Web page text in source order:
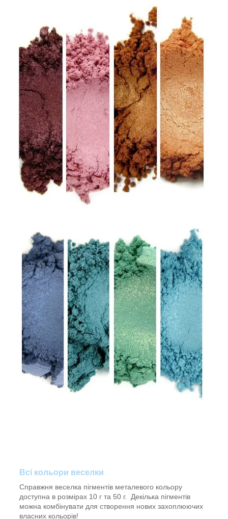
Всі кольори веселки
Справжня веселка пігментів металевого кольору
доступна в розмірах 10 г та 50 г. Декілька пігментів
можна комбінувати для створення нових захоплюючих
власних кольорів!